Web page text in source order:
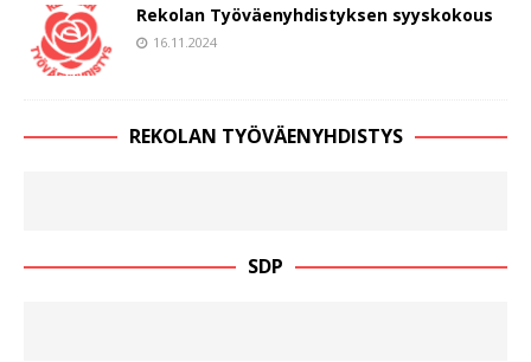
Rekolan Työväenyhdistyksen syyskokous
16.11.2024
REKOLAN TYÖVÄENYHDISTYS
SDP